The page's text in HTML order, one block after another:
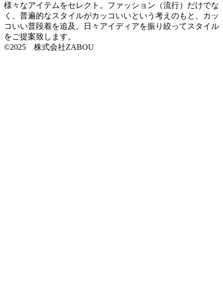
様々なアイテムをセレクト。ファッション（流行）だけでな
く、普遍的なスタイルがカッコいいという考えのもと、カッ
コいい普段着を追及。日々アイディアを振り絞ってスタイル
をご提案致します。
©2025 株式会社ZABOU